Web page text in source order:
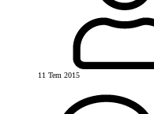
11 Tem 2015